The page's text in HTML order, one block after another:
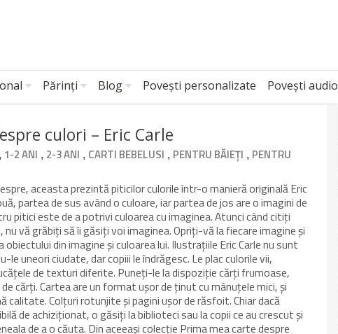
Părinți Blog Povești personalizate Povești audio
culori – Eric Carle
, 1-2 ANI , 2-3 ANI , CARTI BEBELUSI , PENTRU BĂIEȚI , PENTRU
aceasta prezintă piticilor culorile într-o manieră originală Eric
partea de sus având o culoare, iar partea de jos are o imagini de
pitici este de a potrivi culoarea cu imaginea. Atunci când citiți
vă grăbiți să îi găsiți voi imaginea. Opriți-vă la fiecare imagine și
din imagine și culoarea lui. Ilustrațiile Eric Carle nu sunt
le uneori ciudate, dar copiii le îndrăgesc. Le plac culorile vii,
de texturi diferite. Puneți-le la dispoziție cărți frumoase,
cărți. Cartea are un format ușor de ținut cu mânuțele mici, și
calitate. Colțuri rotunjite și pagini ușor de răsfoit. Chiar dacă
de achiziționat, o găsiți la biblioteci sau la copii ce au crescut și
de a o căuta. Din aceeași colecție Prima mea carte despre